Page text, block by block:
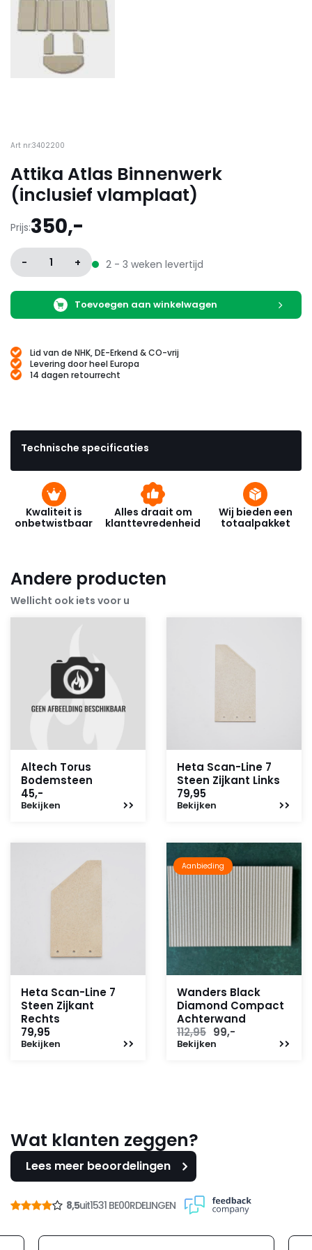
Art nr:3402200
Attika Atlas Binnenwerk
(inclusief vlamplaat)
Prijs:350,-
- 1 + 2 - 3 weken levertijd
Toevoegen aan winkelwagen
Lid van de NHK, DE-Erkend & CO-vrij
Levering door heel Europa
14 dagen retourrecht
Technische specificaties
Kwaliteit is
onbetwistbaar
Alles draait om
klanttevredenheid
Wij bieden een
totaalpakket
Andere producten
Wellicht ook iets voor u
Altech Torus
Bodemsteen
45,-
Bekijken
Heta Scan-Line 7
Steen Zijkant Links
79,95
Bekijken
Heta Scan-Line 7
Steen Zijkant
Rechts
79,95
Bekijken
Aanbieding
Wanders Black
Diamond Compact
Achterwand
112,95 Oorspronkelijke
prijs
99,-
Bekijken
Wat klanten zeggen?
Lees meer beoordelingen
8,5uit1531 BE00RDELINGEN